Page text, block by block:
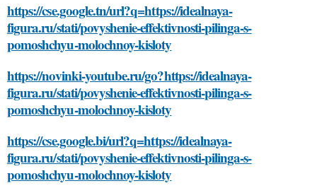
https://cse.google.tn/url?q=https://idealnaya-
figura.ru/stati/povyshenie-effektivnosti-pilinga-s-
pomoshchyu-molochnoy-kisloty
https://novinki-youtube.ru/go?https://idealnaya-
figura.ru/stati/povyshenie-effektivnosti-pilinga-s-
pomoshchyu-molochnoy-kisloty
https://cse.google.bi/url?q=https://idealnaya-
figura.ru/stati/povyshenie-effektivnosti-pilinga-s-
pomoshchyu-molochnoy-kisloty